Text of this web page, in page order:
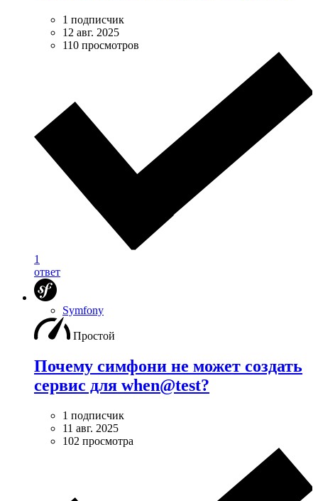
1 подписчик
12 авг. 2025
110 просмотров
1
ответ
Symfony
Простой
Почему симфони не может создать
сервис для when@test?
1 подписчик
11 авг. 2025
102 просмотра